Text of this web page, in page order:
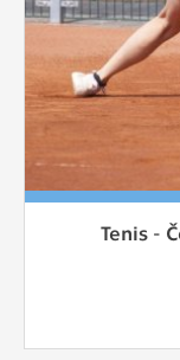
Tenis -